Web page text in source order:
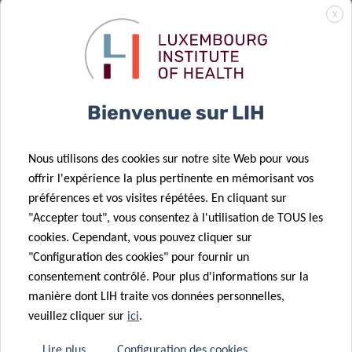
conjointe sur
la médecine
personnalisée
lancée
enfants
autistes,
robot QTrobot
Biais
statistique :
indésirable
sur les
données
Faire avancer
la recherche
sur les
matière de
cancer
23 Oct 2025
Projets de
21 Oct 2025
X
Bienvenue sur LIH
Nous utilisons des cookies sur notre site Web pour vous
offrir l'expérience la plus pertinente en mémorisant vos
préférences et vos visites répétées. En cliquant sur
"Accepter tout", vous consentez à l'utilisation de TOUS les
cookies. Cependant, vous pouvez cliquer sur
"Configuration des cookies" pour fournir un
consentement contrôlé. Pour plus d'informations sur la
manière dont LIH traite vos données personnelles,
veuillez cliquer sur ici.